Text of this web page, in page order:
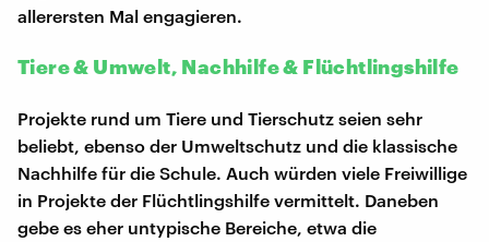
allerersten Mal engagieren.
Tiere & Umwelt, Nachhilfe & Flüchtlingshilfe
Projekte rund um Tiere und Tierschutz seien sehr
beliebt, ebenso der Umweltschutz und die klassische
Nachhilfe für die Schule. Auch würden viele Freiwillige
in Projekte der Flüchtlingshilfe vermittelt. Daneben
gebe es eher untypische Bereiche, etwa die